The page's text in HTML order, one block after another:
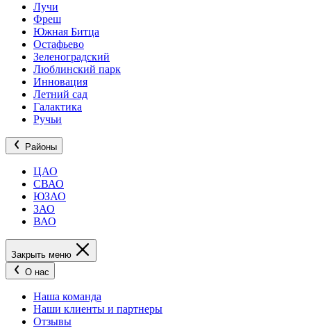
Лучи
Фреш
Южная Битца
Остафьево
Зеленоградский
Люблинский парк
Инновация
Летний сад
Галактика
Ручьи
Районы
ЦАО
СВАО
ЮЗАО
ЗАО
ВАО
Закрыть меню
О нас
Наша команда
Наши клиенты и партнеры
Отзывы